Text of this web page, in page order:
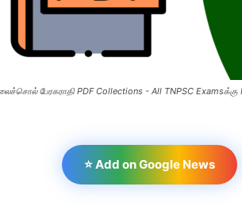
பேரகராதி PDF Collections - All TNPSC Examsக்கு
⭐ Add on Google News